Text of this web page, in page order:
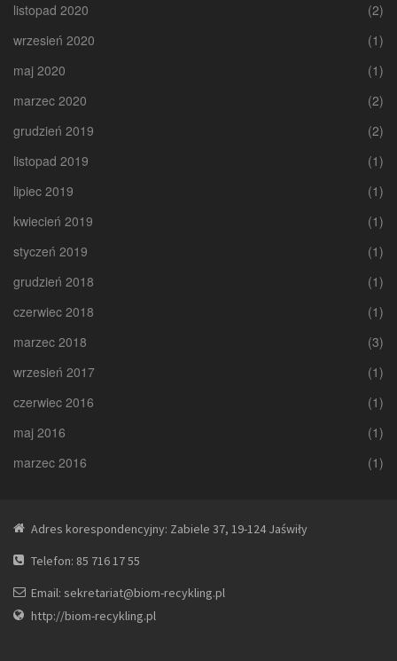
listopad 2020
(2)
wrzesień 2020
(1)
maj 2020
(1)
marzec 2020
(2)
grudzień 2019
(2)
listopad 2019
(1)
lipiec 2019
(1)
kwiecień 2019
(1)
styczeń 2019
(1)
grudzień 2018
(1)
czerwiec 2018
(1)
marzec 2018
(3)
wrzesień 2017
(1)
czerwiec 2016
(1)
maj 2016
(1)
marzec 2016
(1)
Adres korespondencyjny: Zabiele 37, 19-124 Jaświły
Telefon: 85 716 17 55
Email: sekretariat@biom-recykling.pl
http://biom-recykling.pl